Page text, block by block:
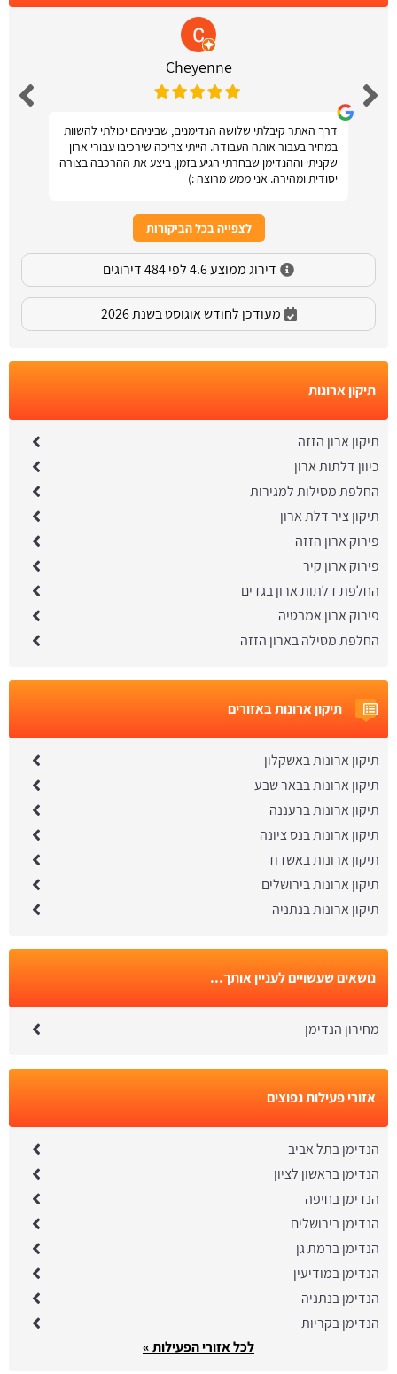
Cheyenne
דרך האתר קיבלתי שלושה הנדימנים, שביניהם יכולתי להשוות
במחיר בעבור אותה העבודה. הייתי צריכה שירכיבו עבורי ארון
שקניתי וההנדימן שבחרתי הגיע בזמן, ביצע את ההרכבה בצורה
יסודית ומהירה. אני ממש מרוצה :)
לצפייה בכל הביקורות
דירוג ממוצע 4.6 לפי 484 דירוגים
מעודכן לחודש אוגוסט בשנת 2026
תיקון ארונות
תיקון ארון הזזה
כיוון דלתות ארון
החלפת מסילות למגירות
תיקון ציר דלת ארון
פירוק ארון הזזה
פירוק ארון קיר
החלפת דלתות ארון בגדים
פירוק ארון אמבטיה
החלפת מסילה בארון הזזה
תיקון ארונות באזורים
תיקון ארונות באשקלון
תיקון ארונות בבאר שבע
תיקון ארונות ברעננה
תיקון ארונות בנס ציונה
תיקון ארונות באשדוד
תיקון ארונות בירושלים
תיקון ארונות בנתניה
נושאים שעשויים לעניין אותך...
מחירון הנדימן
אזורי פעילות נפוצים
הנדימן בתל אביב
הנדימן בראשון לציון
הנדימן בחיפה
הנדימן בירושלים
הנדימן ברמת גן
הנדימן במודיעין
הנדימן בנתניה
הנדימן בקריות
לכל אזורי הפעילות »